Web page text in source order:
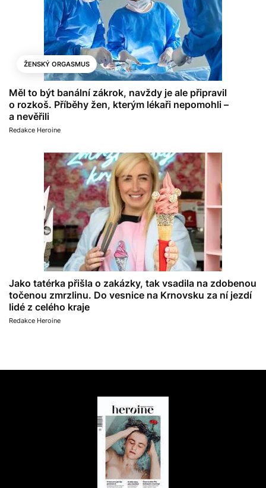
ŽENSKÝ ORGASMUS
Měl to být banální zákrok, navždy je ale připravil
o rozkoš. Příběhy žen, kterým lékaři nepomohli –
a nevěřili
Redakce Heroine
Jako tatérka přišla o zakázky, tak vsadila na zdobenou
točenou zmrzlinu. Do vesnice na Krnovsku za ní jezdí
lidé z celého kraje
Redakce Heroine